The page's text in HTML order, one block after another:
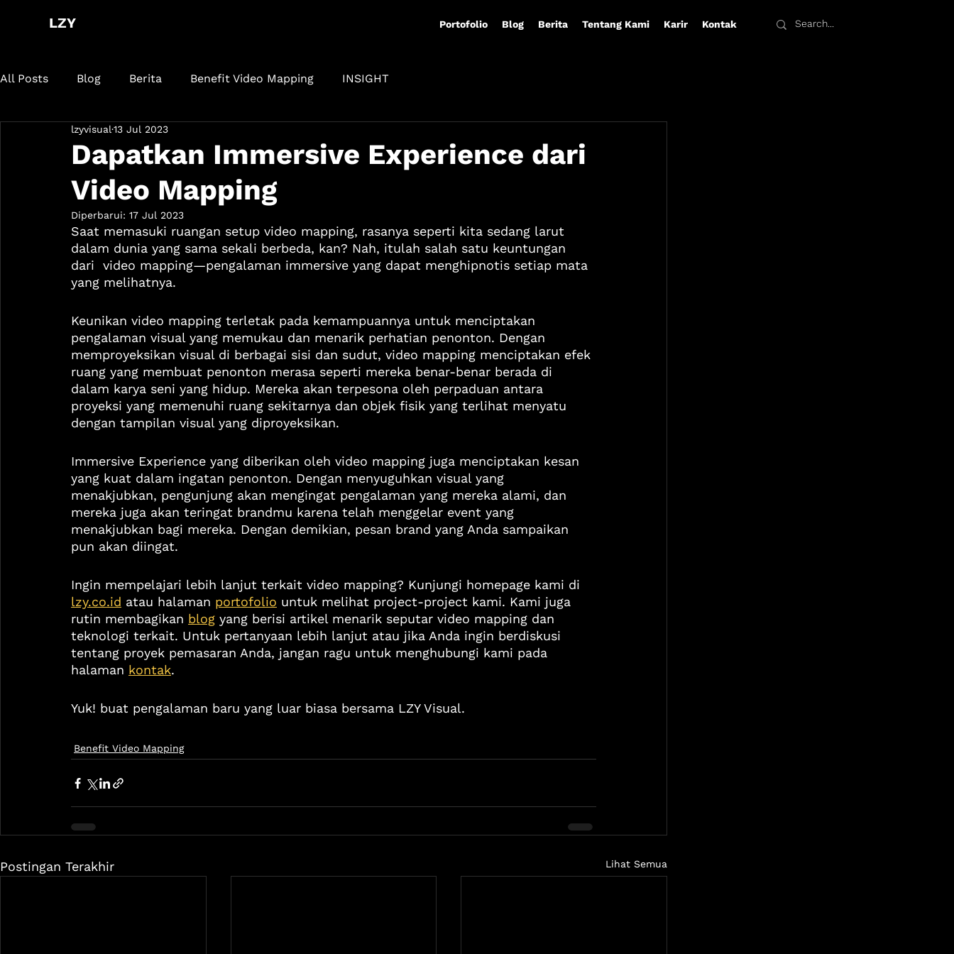
LZY Portofolio Blog Berita Tentang Kami Karir Kontak
All Posts Blog Berita Benefit Video Mapping INSIGHT
Dapatkan Immersive Experience dari
Video Mapping
lzyvisual 13 Jul 2023
Diperbarui: 17 Jul 2023
Saat memasuki ruangan setup video mapping, rasanya seperti kita sedang larut
dalam dunia yang sama sekali berbeda, kan? Nah, itulah salah satu keuntungan
dari  video mapping—pengalaman immersive yang dapat menghipnotis setiap mata
yang melihatnya.
Keunikan video mapping terletak pada kemampuannya untuk menciptakan
pengalaman visual yang memukau dan menarik perhatian penonton. Dengan
memproyeksikan visual di berbagai sisi dan sudut, video mapping menciptakan efek
ruang yang membuat penonton merasa seperti mereka benar-benar berada di
dalam karya seni yang hidup. Mereka akan terpesona oleh perpaduan antara
proyeksi yang memenuhi ruang sekitarnya dan objek fisik yang terlihat menyatu
dengan tampilan visual yang diproyeksikan.
Immersive Experience yang diberikan oleh video mapping juga menciptakan kesan
yang kuat dalam ingatan penonton. Dengan menyuguhkan visual yang
menakjubkan, pengunjung akan mengingat pengalaman yang mereka alami, dan
mereka juga akan teringat brandmu karena telah menggelar event yang
menakjubkan bagi mereka. Dengan demikian, pesan brand yang Anda sampaikan
pun akan diingat.
Ingin mempelajari lebih lanjut terkait video mapping? Kunjungi homepage kami di
lzy.co.id atau halaman portofolio untuk melihat project-project kami. Kami juga
rutin membagikan blog yang berisi artikel menarik seputar video mapping dan
teknologi terkait. Untuk pertanyaan lebih lanjut atau jika Anda ingin berdiskusi
tentang proyek pemasaran Anda, jangan ragu untuk menghubungi kami pada
halaman kontak.
Yuk! buat pengalaman baru yang luar biasa bersama LZY Visual.
Benefit Video Mapping
Postingan Terakhir Lihat Semua